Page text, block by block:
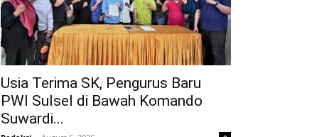
Usia Terima SK, Pengurus Baru
PWI Sulsel di Bawah Komando
Suwardi...